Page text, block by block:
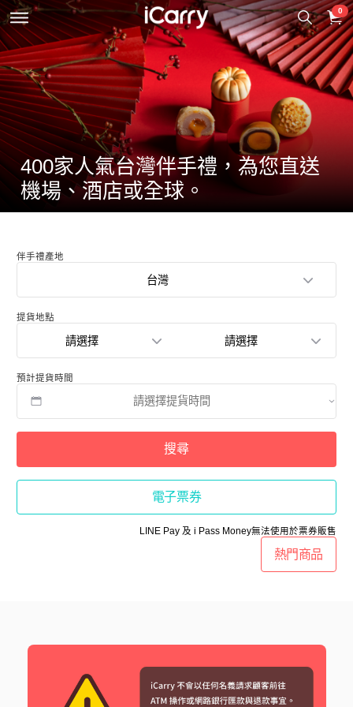
0
400家人氣台灣伴手禮，為您直送
機場、酒店或全球。
伴手禮產地
台灣
提貨地點
請選擇 請選擇
預計提貨時間
搜尋
電子票券
LINE Pay 及 i Pass Money無法使用於票券販售
熱門商品